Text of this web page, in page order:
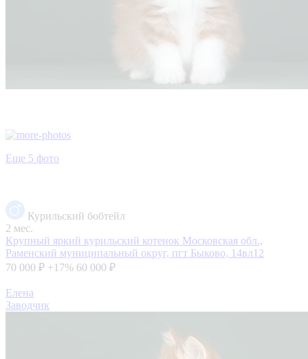
Еще 5 фото
Курильский бобтейл
2 мес.
Крупный яркий курильский котенок Московская обл.,
Раменский муниципальный округ, пгт Быково, 14вл12
70 000 ₽ +17% 60 000 ₽
Елена
Заводчик